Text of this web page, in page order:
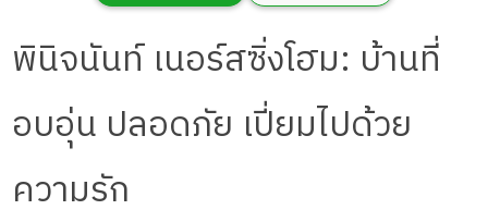
พินิจนันท์ เนอร์สซิ่งโฮม: บ้านที่
อบอุ่น ปลอดภัย เปี่ยมไปด้วย
ความรัก